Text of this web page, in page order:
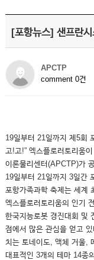
[포항뉴스] 샌프란
APCTP
comment 0건
19일부터 21일까지 제5회
고!고!” 엑스플로러토리움
이론물리센터(APCTP)가
19일부터 21일까지 3일간
포항가족과학 축제는 세계
엑스플로러토리움의 인기
한국지능로봇 경진대회 및
점에서 많은 관심을 얻고
치는 토네이도, 액체 거울,
대표적인 3개의 테마 14종